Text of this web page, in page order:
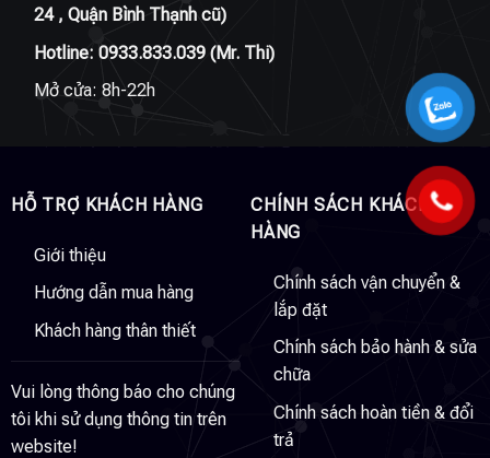
24 , Quận Bình Thạnh cũ)
Hotline: 0933.833.039(Mr. Thi)
Mở cửa: 8h-22h
HỖ TRỢ KHÁCH HÀNG
Giới thiệu
Hướng dẫn mua hàng
Khách hàng thân thiết
Vui lòng thông báo cho chúng
tôi khi sử dụng thông tin trên
website!
CHÍNH SÁCH KHÁCH
HÀNG
Chính sách vận chuyển &
lắp đặt
Chính sách bảo hành & sửa
chữa
Chính sách hoàn tiền & đổi
trả